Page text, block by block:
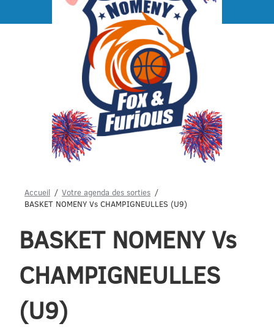
Menu
Accueil
Votre agenda des sorties
BASKET NOMENY Vs CHAMPIGNEULLES (U9)
BASKET NOMENY Vs
CHAMPIGNEULLES
(U9)